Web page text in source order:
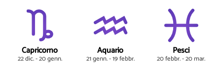
Capricorno
22 dic. - 20 genn.
Aquario
21 genn. - 19 febbr.
Pesci
20 febbr. - 20 mar.